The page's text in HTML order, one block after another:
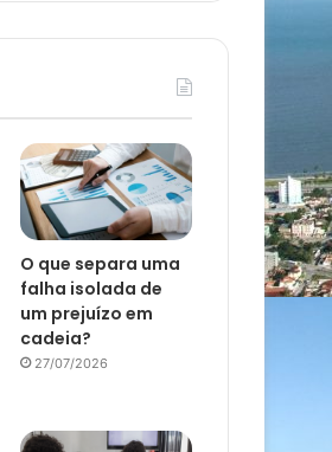
O que separa uma
falha isolada de
um prejuízo em
cadeia?
27/07/2026